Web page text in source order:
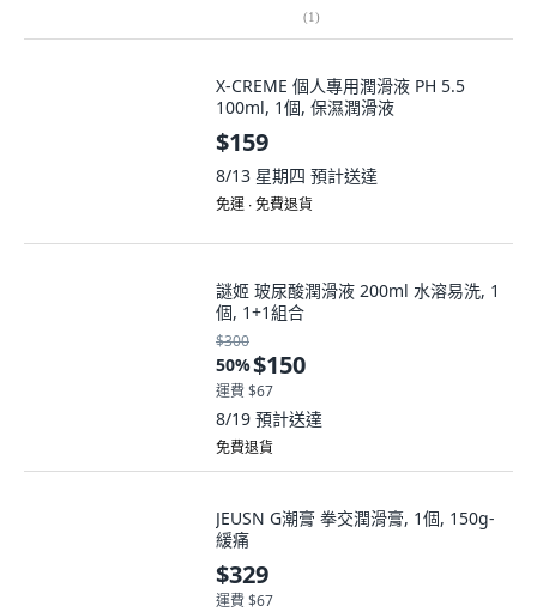
(1)
X-CREME 個人專用潤滑液 PH 5.5
100ml, 1個, 保濕潤滑液
$159
8/13 星期四 預計送達
免運 ∙ 免費退貨
謎姬 玻尿酸潤滑液 200ml 水溶易洗, 1
個, 1+1組合
$300
50%$150
運費 $67
8/19 預計送達
免費退貨
JEUSN G潮膏 拳交潤滑膏, 1個, 150g-
緩痛
$329
運費 $67